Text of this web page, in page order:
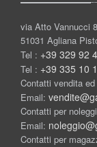
via Atto Vannucci
51031 Agliana
Tel : +39 329 92
Tel : +39 335 10
Contatti vendita
Email:
Contatti per
Email:
Contatti per